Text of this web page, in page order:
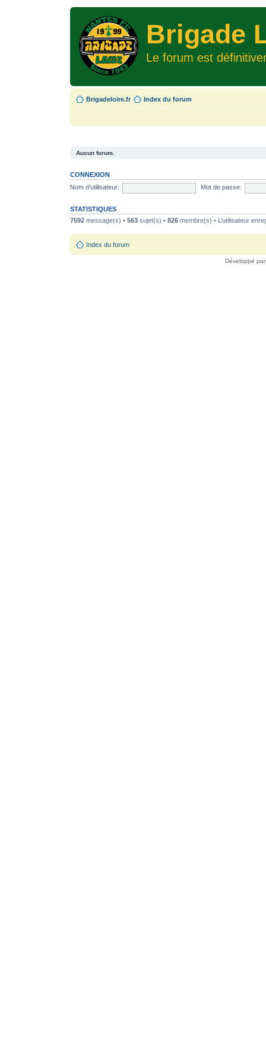
Brigade
Le forum est
Brigadeloire.fr Index du forum
Aucun forum.
CONNEXION
Nom d’utilisateur:
Mot de passe:
STATISTIQUES
7592 message(s) • 563 sujet(s) • 826 membre(s) • L’utilisateur
Index du forum
Développé